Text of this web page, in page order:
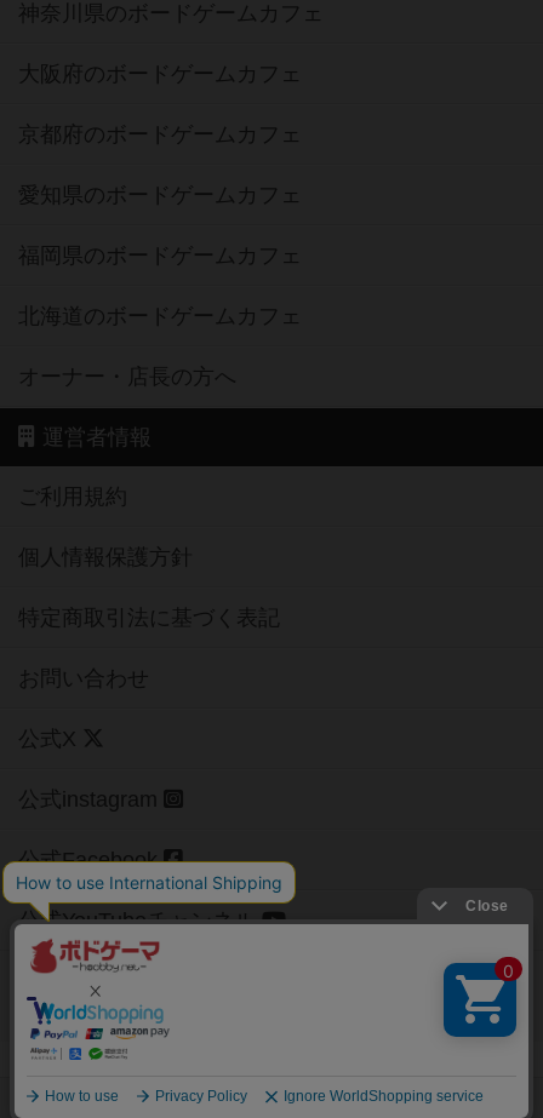
神奈川県のボードゲームカフェ
大阪府のボードゲームカフェ
京都府のボードゲームカフェ
愛知県のボードゲームカフェ
福岡県のボードゲームカフェ
北海道のボードゲームカフェ
オーナー・店長の方へ
運営者情報
ご利用規約
個人情報保護方針
特定商取引法に基づく表記
お問い合わせ
公式X
公式instagram
公式Facebook
公式YouTubeチャンネル